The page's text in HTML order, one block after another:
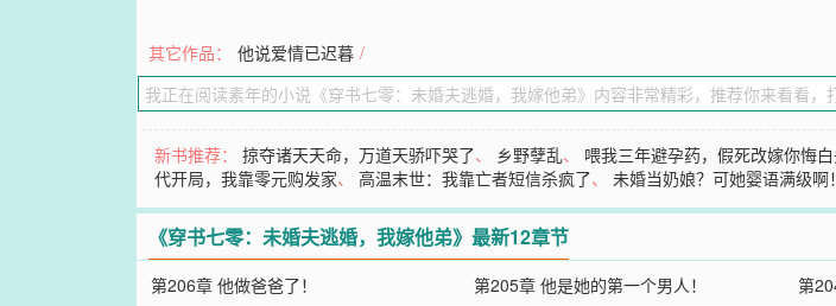
其它作品： 他说爱情已迟暮 /
新书推荐：掠夺诸天天命，万道天骄吓哭了、 乡野孽乱、 喂我三年避孕药，假死改嫁你悔白
代开局，我靠零元购发家、高温末世：我靠亡者短信杀疯了、未婚当奶娘？可她婴语满级啊！
《穿书七零：未婚夫逃婚，我嫁他弟》最新12章节
第206章 他做爸爸了！ 第205章 他是她的第一个男人！ 第